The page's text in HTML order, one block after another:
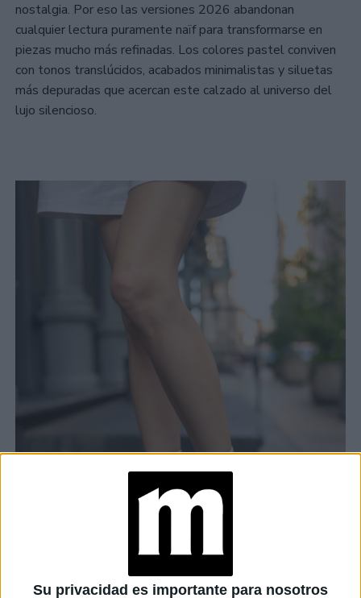
Su privacidad es importante para nosotros
nostalgia. Por eso las versiones 2026 abandonan
cualquier lectura puramente naïf para transformarse en
piezas mucho más refinadas. Los colores pastel conviven
con tonos translúcidos, acabados minimalistas y siluetas
más depuradas que acercan este calzado al universo del
lujo silencioso.